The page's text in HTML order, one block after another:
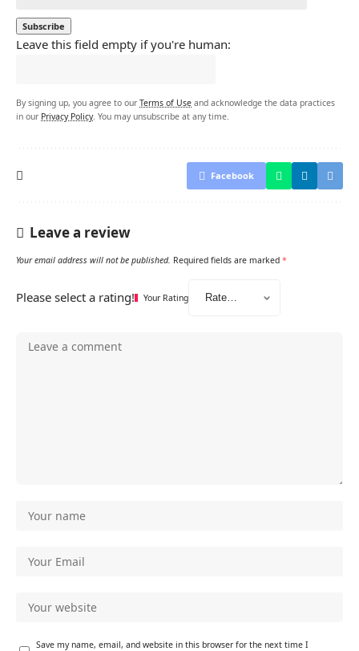
Leave this field empty if you're human:
By signing up, you agree to our Terms of Use and acknowledge the data practices
in our Privacy Policy. You may unsubscribe at any time.
Facebook
Leave a review
Your email address will not be published. Required fields are marked *
Please select a rating! Your Rating
Save my name, email, and website in this browser for the next time I